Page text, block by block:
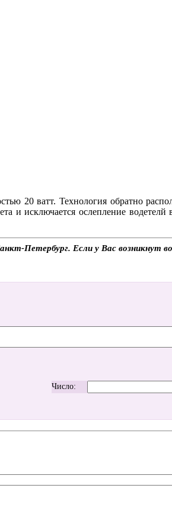
20 ватт. Технология обратно
и исключается ослепление
Петербург. Если у Вас возникнут
Число: